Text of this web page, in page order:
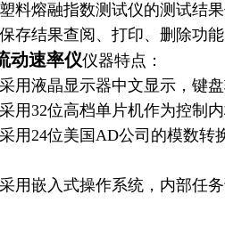
塑料熔融指数测试仪的测试结果
存结果查阅、打印、删除功能
动速率仪仪器特点：
用液晶显示器中文显示，键盘
用32位高档单片机作为控制内
用24位美国AD公司的模数转
用嵌入式操作系统，内部任